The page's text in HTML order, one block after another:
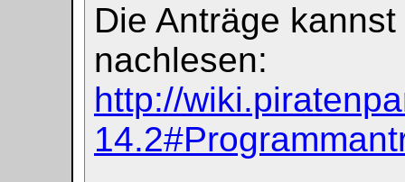
Die Anträge
nachlesen:
http://